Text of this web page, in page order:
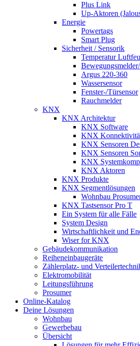
Plus Link
Up-Aktoren
Energie
Powertags
Smart Plug
Sicherheit / Sensorik
Temperatur
Argus 220-360
Wassersensor
Fenster-/Türsensor
Rauchmelder
KNX
KNX Architektur
KNX Software
KNX
KNX Sensoren
KNX Sensoren
KNX
KNX Aktoren
KNX Produkte
KNX Segmentlösungen
Wohnbau
KNX Tastsensor Pro T
Ein System für alle Fälle
System Design
Wirtschaftlichkeit und
Wiser for KNX
Gebäudekommunikation
Reiheneinbaugeräte
Zählerplatz- und
Elektromobilität
Leitungsführung
Prosumer
Online-Katalog
Deine Lösungen
Wohnbau
Gewerbebau
Übersicht